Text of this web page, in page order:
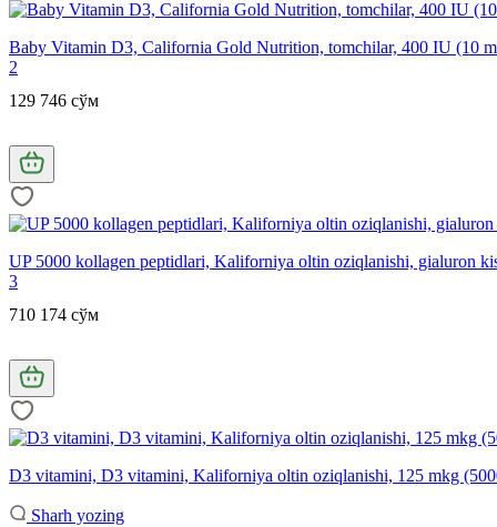
Baby Vitamin D3, California Gold Nutrition, tomchilar, 400 IU (10
2
129 746 сўм
UP 5000 kollagen peptidlari, Kaliforniya oltin oziqlanishi, gialuron
3
710 174 сўм
D3 vitamini, D3 vitamini, Kaliforniya oltin oziqlanishi, 125 mkg
Sharh yozing